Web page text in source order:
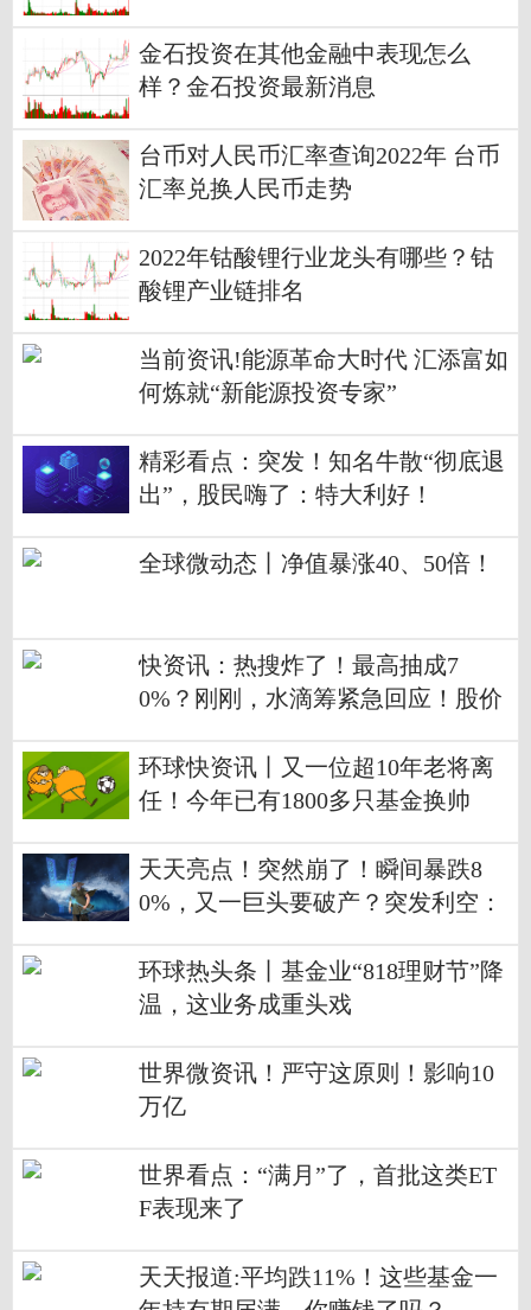
金石投资在其他金融中表现怎么
样？金石投资最新消息
台币对人民币汇率查询2022年 台币
汇率兑换人民币走势
2022年钴酸锂行业龙头有哪些？钴
酸锂产业链排名
当前资讯!能源革命大时代 汇添富如
何炼就“新能源投资专家”
精彩看点：突发！知名牛散“彻底退
出”，股民嗨了：特大利好！
全球微动态丨净值暴涨40、50倍！
快资讯：热搜炸了！最高抽成7
0%？刚刚，水滴筹紧急回应！股价
环球快资讯丨又一位超10年老将离
任！今年已有1800多只基金换帅
天天亮点！突然崩了！瞬间暴跌8
0%，又一巨头要破产？突发利空：
了！
环球热头条丨基金业“818理财节”降
温，这业务成重头戏
世界微资讯！严守这原则！影响10
万亿
世界看点：“满月”了，首批这类ET
F表现来了
天天报道:平均跌11%！这些基金一